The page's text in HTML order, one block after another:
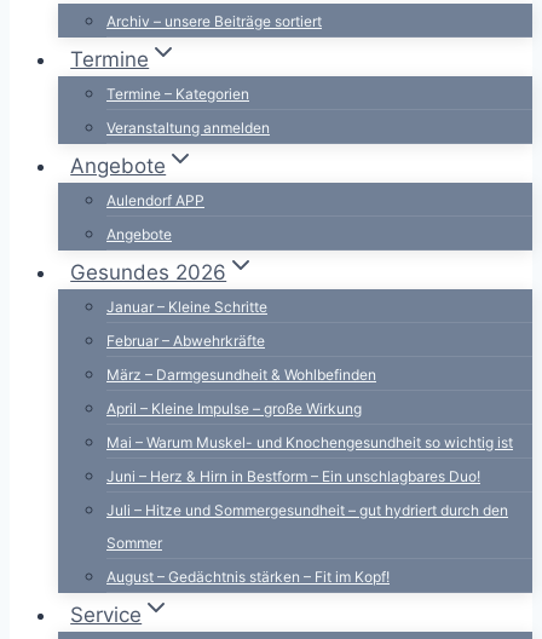
Archiv – unsere Beiträge sortiert
Termine
Termine – Kategorien
Veranstaltung anmelden
Angebote
Aulendorf APP
Angebote
Gesundes 2026
Januar – Kleine Schritte
Februar – Abwehrkräfte
März – Darmgesundheit & Wohlbefinden
April – Kleine Impulse – große Wirkung
Mai – Warum Muskel- und Knochengesundheit so wichtig ist
Juni – Herz & Hirn in Bestform – Ein unschlagbares Duo!
Juli – Hitze und Sommergesundheit – gut hydriert durch den
Sommer
August – Gedächtnis stärken – Fit im Kopf!
Service